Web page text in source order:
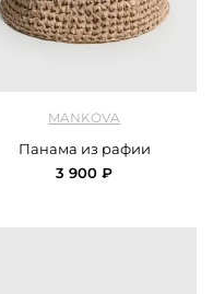
MANKOVA
Панама из рафии
3 900 ₽